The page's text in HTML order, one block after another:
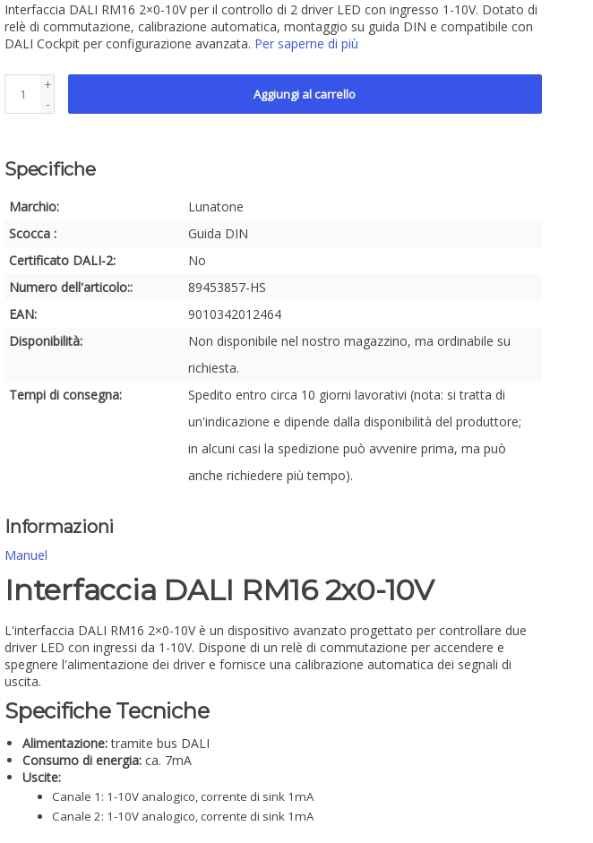
Interfaccia DALI RM16 2×0-10V per il controllo di 2 driver LED con ingresso 1-10V. Dotato di
relè di commutazione, calibrazione automatica, montaggio su guida DIN e compatibile con
DALI Cockpit per configurazione avanzata. Per saperne di più
+
-
Aggiungi al carrello
Specifiche
Marchio:
Lunatone
Scocca :
Guida DIN
Certificato DALI-2:
No
Numero dell'articolo::
89453857-HS
EAN:
9010342012464
Disponibilità:
Non disponibile nel nostro magazzino, ma ordinabile su
richiesta.
Tempi di consegna:
Spedito entro circa 10 giorni lavorativi (nota: si tratta di
un'indicazione e dipende dalla disponibilità del produttore;
in alcuni casi la spedizione può avvenire prima, ma può
anche richiedere più tempo).
Informazioni
Manuel
Interfaccia DALI RM16 2x0-10V
L'interfaccia DALI RM16 2×0-10V è un dispositivo avanzato progettato per controllare due
driver LED con ingressi da 1-10V. Dispone di un relè di commutazione per accendere e
spegnere l'alimentazione dei driver e fornisce una calibrazione automatica dei segnali di
uscita.
Specifiche Tecniche
Alimentazione:tramite bus DALI
Consumo di energia: ca. 7mA
Uscite:
Canale 1: 1-10V analogico, corrente di sink 1mA
Canale 2: 1-10V analogico, corrente di sink 1mA